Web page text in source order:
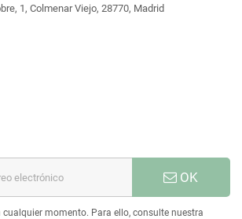
1, Colmenar Viejo, 28770, Madrid
OK
cualquier momento. Para ello, consulte nuestra